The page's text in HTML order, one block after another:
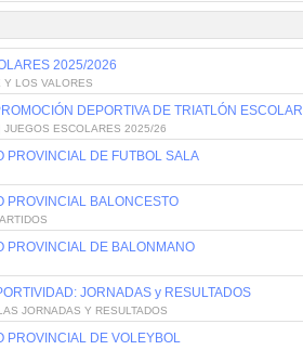
2025/2026
Y LOS VALORES
DEPORTIVA DE TRIATLÓN ESCOLAR
JUEGOS ESCOLARES 2025/26
PROVINCIAL DE FUTBOL SALA
PROVINCIAL BALONCESTO
PROVINCIAL DE BALONMANO
JORNADAS y RESULTADOS
JORNADAS Y RESULTADOS
PROVINCIAL DE VOLEYBOL